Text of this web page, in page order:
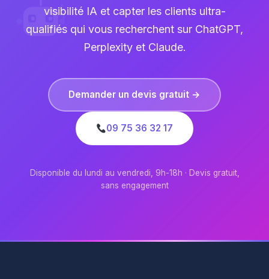
visibilité IA et capter les clients ultra-
qualifiés qui vous recherchent sur ChatGPT,
Perplexity et Claude.
Demander un devis gratuit →
09 75 36 32 17
Disponible du lundi au vendredi, 9h-18h · Devis gratuit,
sans engagement